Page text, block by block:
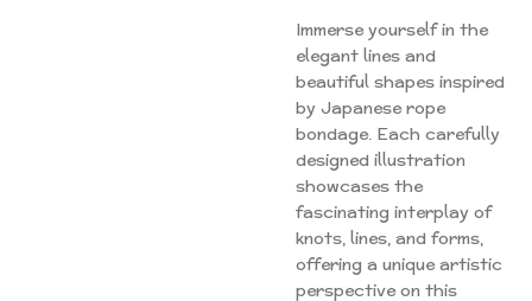
Immerse yourself in the
elegant lines and
beautiful shapes inspired
by Japanese rope
bondage. Each carefully
designed illustration
showcases the
fascinating interplay of
knots, lines, and forms,
offering a unique artistic
perspective on this